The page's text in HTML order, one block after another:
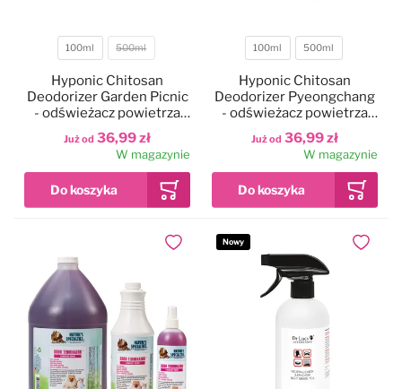
Pojemność
100ml 500ml
Już od 36,99 zł
Hyponic Chitosan
Deodorizer Garden Picnic
- odświeżacz powietrza
bez dodatku alkoholu,
zapach kwiatowy
W magazynie
Pojemność
100ml 500ml
Już od 36,99 zł
Hyponic Chitosan
Deodorizer Pyeongchang
- odświeżacz powietrza
bez dodatku alkoholu,
zapach leśny
W magazynie
Dodaj do ulubionych
Nowy
Dodaj